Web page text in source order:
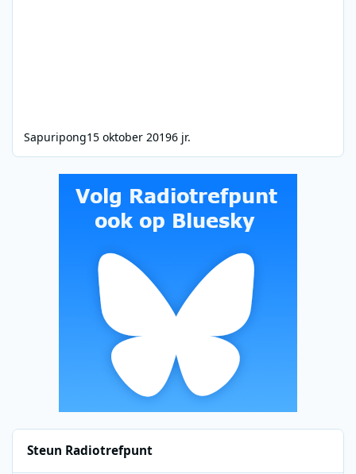
Sapuripong15 oktober 20196 jr.
Steun Radiotrefpunt